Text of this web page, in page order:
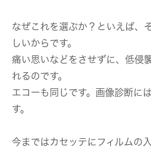
なぜこれを選ぶか？といえば、
しいからです。
痛い思いなどをさせずに、低侵
れるのです。
エコーも同じです。画像診断に
す。
今まではカセッテにフィルムの